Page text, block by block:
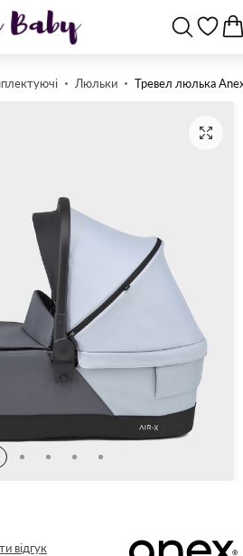
Люльки Тревел люлька
відгук